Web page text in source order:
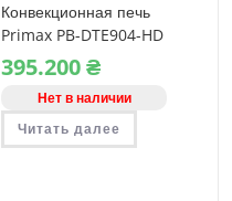
Конвекционная печь
Primax PB-DTE904-HD
электрическая
395.200₴
Нет в наличии
Читать далее